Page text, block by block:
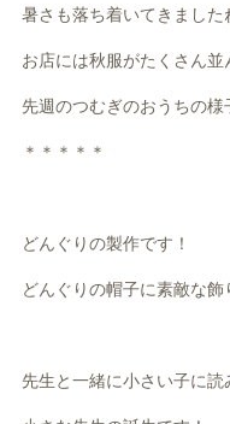
暑さも落ち着いてきました
お店には秋服がたくさん並
先週のつむぎのおうちの様
＊＊＊＊＊
どんぐりの製作です！
どんぐりの帽子に素敵な飾
先生と一緒に小さい子に読